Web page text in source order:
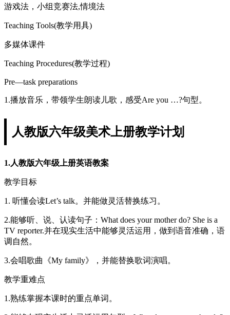
游戏法，小组竞赛法,情境法
Teaching Tools(教学用具)
多媒体课件
Teaching Procedures(教学过程)
Pre—task preparations
1.播放音乐，带领学生朗读儿歌，感受Are you …?句型。
人教版六年级美术上册教学计划
1.人教版六年级上册英语教案
教学目标
1. 听懂会读Let’s talk。并能做灵活替换练习。
2.能够听、说、认读句子：What does your mother do? She is a
TV reporter.并在现实生活中能够灵活运用，做到语音准确，语
调自然。
3.会唱歌曲《My family》，并能替换歌词演唱。
教学重难点
1.熟练掌握本课时的重点单词。